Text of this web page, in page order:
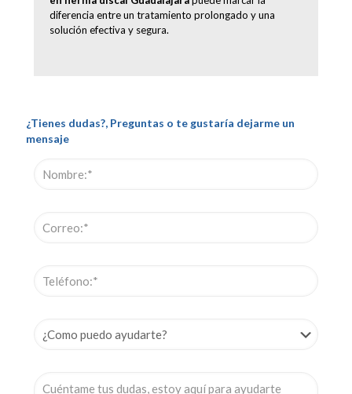
diferencia entre un tratamiento prolongado y una
solución efectiva y segura.
¿Tienes dudas?, Preguntas o te gustaría dejarme un
mensaje